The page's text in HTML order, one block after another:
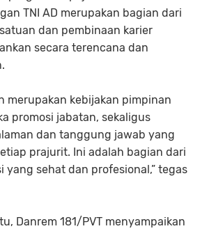
TNI AD merupakan bagian dari
dan pembinaan karier
secara terencana dan
merupakan kebijakan pimpinan
promosi jabatan, sekaligus
dan tanggung jawab yang
prajurit. Ini adalah bagian dari
yang sehat dan profesional,” tegas
Danrem 181/PVT menyampaikan